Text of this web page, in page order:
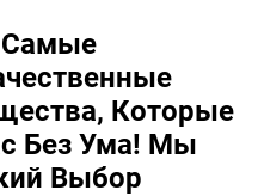
Самые
Которые
Без Ума! Мы
Выбор